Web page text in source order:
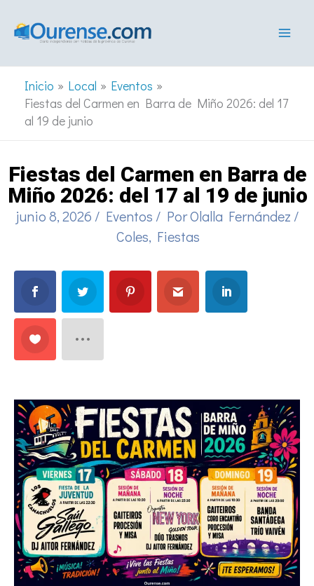
Inicio Local
Eventos
Fiestas del Carmen en Barra de Miño 2026: del 17
al 19 de junio
Fiestas del Carmen en Barra de
Miño 2026: del 17 al 19 de junio
junio 8, 2026 / Eventos / PorOlalla Fernández /
Coles, Fiestas